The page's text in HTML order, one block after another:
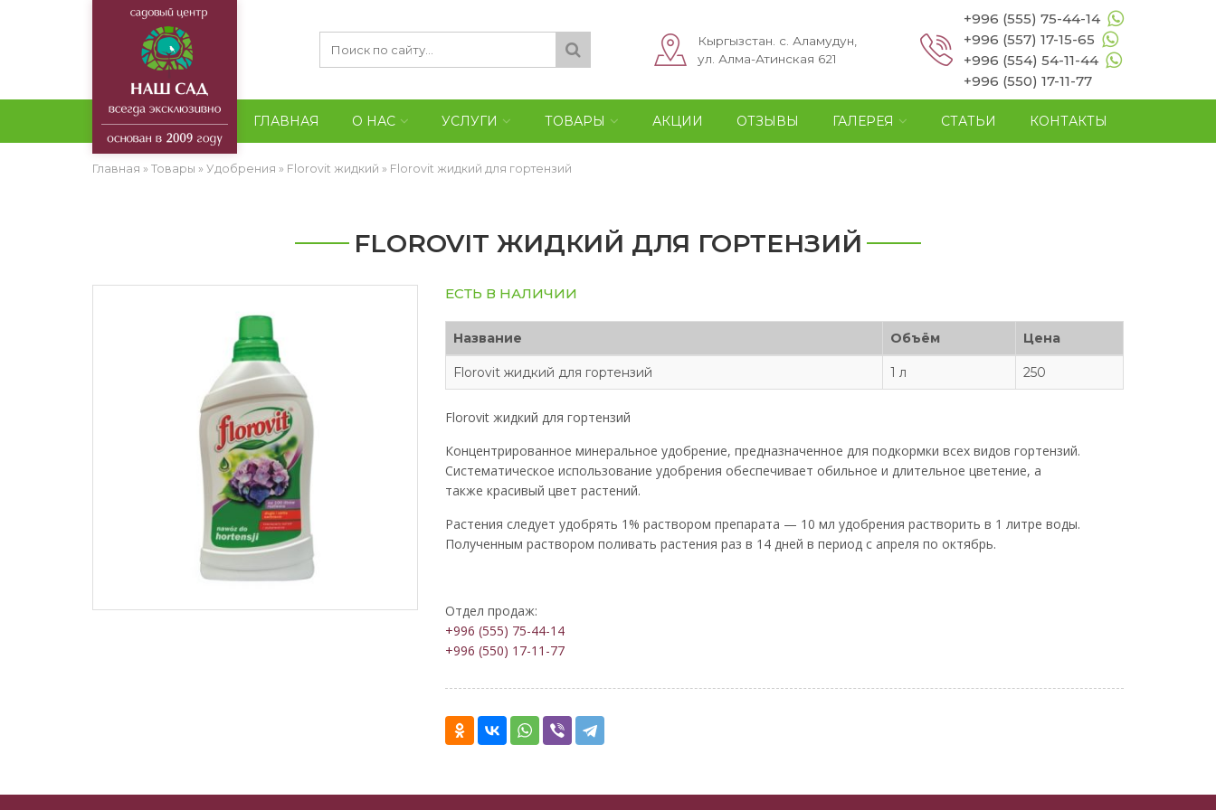
Кыргызстан. с. Аламудун,
ул. Алма-Атинская 621
+996 (555) 75-44-14
+996 (557) 17-15-65
+996 (554) 54-11-44
+996 (550) 17-11-77
ГЛАВНАЯ О НАС УСЛУГИ ТОВАРЫ АКЦИИ ОТЗЫВЫ ГАЛЕРЕЯ СТАТЬИ КОНТАКТЫ
Главная » Товары » Удобрения » Florovit жидкий » Florovit жидкий для гортензий
FLOROVIT ЖИДКИЙ ДЛЯ ГОРТЕНЗИЙ
ЕСТЬ В НАЛИЧИИ
Название Объём Цена
Florovit жидкий для гортензий 1 л 250
Florovit жидкий для гортензий
Концентрированное минеральное удобрение, предназначенное для подкормки всех видов гортензий.
Систематическое использование удобрения обеспечивает обильное и длительное цветение, а
также красивый цвет растений.
Растения следует удобрять 1% раствором препарата — 10 мл удобрения растворить в 1 литре воды.
Полученным раствором поливать растения раз в 14 дней в период с апреля по октябрь.
Отдел продаж:
+996 (555) 75-44-14
+996 (550) 17-11-77